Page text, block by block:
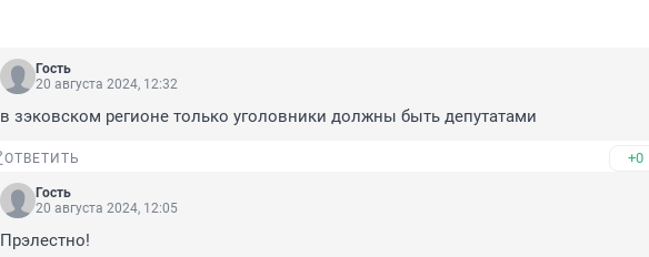
Гость
20 августа 2024, 12:32
в зэковском регионе только уголовники должны быть депутатами
ОТВЕТИТЬ +0
Гость
20 августа 2024, 12:05
Прэлестно!